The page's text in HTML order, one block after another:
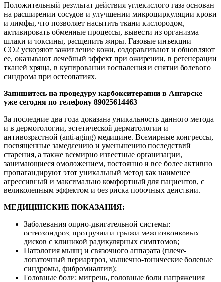
Положительный результат действия углекислого газа основан
на расширении сосудов и улучшении микроциркуляции крови
и лимфы, что позволяет насытить ткани кислородом,
активировать обменные процессы, вывести из организма
шлаки и токсины, расщепить жиры. Газовые инъекции
CO2 ускоряют заживление кожи, оздоравливают и обновляют
ее, оказывают лечебный эффект при ожирении, в регенерации
тканей хряща, в купировании воспаления и снятии болевого
синдрома при остеопатиях.
Запишитесь на процедуру карбокситерапии в Ангарске
уже сегодня по телефону 89025614463
За последние два года доказана уникальность данного метода
и в дермотологии, эстетической дерматологии и
антивозрастной (anti-aging) медицине. Всемирные конгрессы,
посвященные замедлению и уменьшению последствий
старения, а также всемирно известные организации,
занимающиеся омоложением, постоянно и все более активно
пропагандируют этот уникальный метод как наименее
агрессивный и максимально комфортный для пациентов, с
великолепным эффектом и без риска побочных действий.
МЕДИЦИНСКИЕ ПОКАЗАНИЯ:
Заболевания опрно-двигательной системы:
остеохондроз, протрузии и грыжи межпозвонковых
дисков с клиникой радикулярных симптомов;
Патология мышц и связочного аппарата (плече-
лопаточный периартроз, мышечно-тонические болевые
синдромы, фибромиалгии);
Головные боли: мигрень, головные боли напряжения